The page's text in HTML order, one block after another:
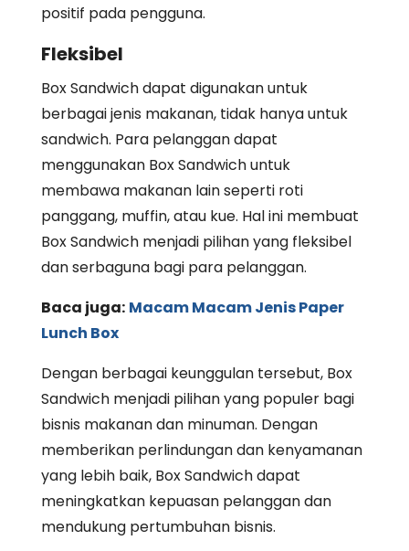
positif pada pengguna.
Fleksibel
Box Sandwich dapat digunakan untuk
berbagai jenis makanan, tidak hanya untuk
sandwich. Para pelanggan dapat
menggunakan Box Sandwich untuk
membawa makanan lain seperti roti
panggang, muffin, atau kue. Hal ini membuat
Box Sandwich menjadi pilihan yang fleksibel
dan serbaguna bagi para pelanggan.
Baca juga: Macam Macam Jenis Paper
Lunch Box
Dengan berbagai keunggulan tersebut, Box
Sandwich menjadi pilihan yang populer bagi
bisnis makanan dan minuman. Dengan
memberikan perlindungan dan kenyamanan
yang lebih baik, Box Sandwich dapat
meningkatkan kepuasan pelanggan dan
mendukung pertumbuhan bisnis.